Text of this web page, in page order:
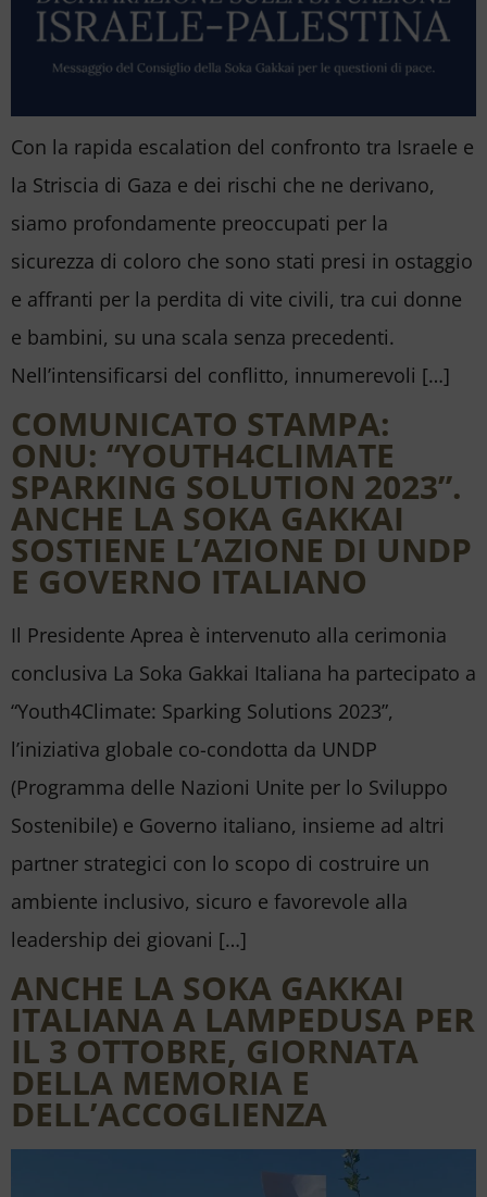
Con la rapida escalation del confronto tra Israele e
la Striscia di Gaza e dei rischi che ne derivano,
siamo profondamente preoccupati per la
sicurezza di coloro che sono stati presi in ostaggio
e affranti per la perdita di vite civili, tra cui donne
e bambini, su una scala senza precedenti.
Nell’intensificarsi del conflitto, innumerevoli […]
COMUNICATO STAMPA:
ONU: “YOUTH4CLIMATE
SPARKING SOLUTION 2023”.
ANCHE LA SOKA GAKKAI
SOSTIENE L’AZIONE DI UNDP
E GOVERNO ITALIANO
Il Presidente Aprea è intervenuto alla cerimonia
conclusiva La Soka Gakkai Italiana ha partecipato a
“Youth4Climate: Sparking Solutions 2023”,
l’iniziativa globale co-condotta da UNDP
(Programma delle Nazioni Unite per lo Sviluppo
Sostenibile) e Governo italiano, insieme ad altri
partner strategici con lo scopo di costruire un
ambiente inclusivo, sicuro e favorevole alla
leadership dei giovani […]
ANCHE LA SOKA GAKKAI
ITALIANA A LAMPEDUSA PER
IL 3 OTTOBRE, GIORNATA
DELLA MEMORIA E
DELL’ACCOGLIENZA